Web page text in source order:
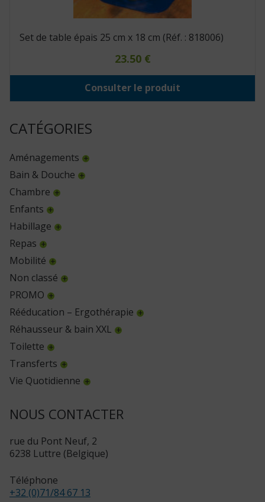
CATÉGORIES
Aménagements
Bain & Douche
Chambre
Enfants
Habillage
Repas
Mobilité
Non classé
PROMO
Rééducation – Ergothérapie
Réhausseur & bain XXL
Toilette
Transferts
Vie Quotidienne
NOUS CONTACTER
rue du Pont Neuf, 2
6238 Luttre (Belgique)
Téléphone
+32 (0)71/84 67 13
Set de table épais 25 cm x 18 cm (Réf. : 818006)
23.50 €
Consulter le produit